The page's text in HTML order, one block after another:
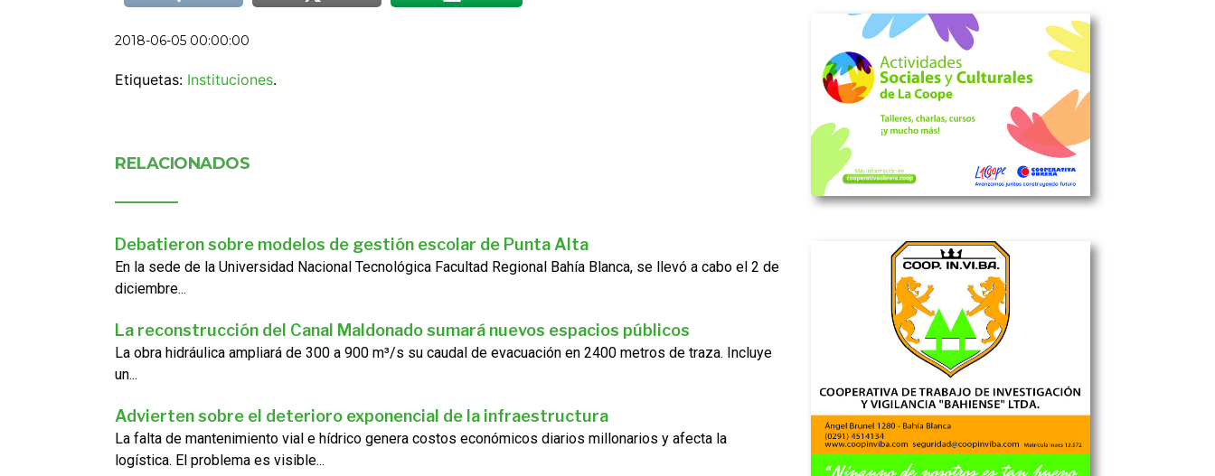
2018-06-05 00:00:00
Etiquetas: Instituciones.
RELACIONADOS
Debatieron sobre modelos de gestión escolar de Punta Alta
En la sede de la Universidad Nacional Tecnológica Facultad Regional Bahía Blanca, se llevó a cabo el 2 de
diciembre...
La reconstrucción del Canal Maldonado sumará nuevos espacios públicos
La obra hidráulica ampliará de 300 a 900 m³/s su caudal de evacuación en 2400 metros de traza. Incluye
un...
Advierten sobre el deterioro exponencial de la infraestructura
La falta de mantenimiento vial e hídrico genera costos económicos diarios millonarios y afecta la
logística. El problema es visible...